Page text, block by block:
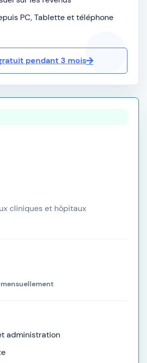
PC, Tablette et téléphone
pendant 3 mois
cliniques et hôpitaux
administration